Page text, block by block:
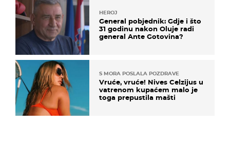
HEROJ
General pobjednik: Gdje i što
31 godinu nakon Oluje radi
general Ante Gotovina?
S MORA POSLALA POZDRAVE
Vruće, vruće! Nives Celzijus u
vatrenom kupaćem malo je
toga prepustila mašti